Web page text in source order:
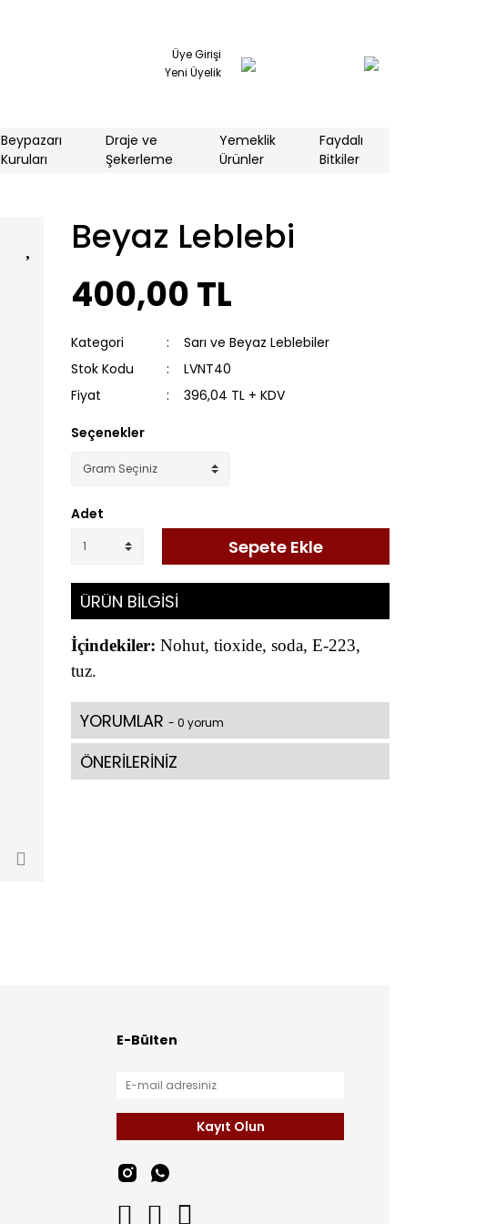
Üye Girişi
Yeni Üyelik
Beypazarı
Kuruları
Draje ve
Şekerleme
Yemeklik
Ürünler
Faydalı
Bitkiler
Beyaz Leblebi
400,00 TL
Kategori
Sarı ve Beyaz Leblebiler
Stok Kodu
LVNT40
Fiyat
396,04 TL + KDV
Seçenekler
Adet
Sepete Ekle
ÜRÜN BİLGİSİ
İçindekiler: Nohut, tioxide, soda, E-223,
tuz.
YORUMLAR - 0 yorum
ÖNERİLERİNİZ
E-Bülten
Kayıt Olun